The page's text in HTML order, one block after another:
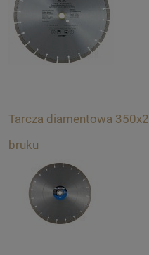
Tarcza diamentowa
bruku